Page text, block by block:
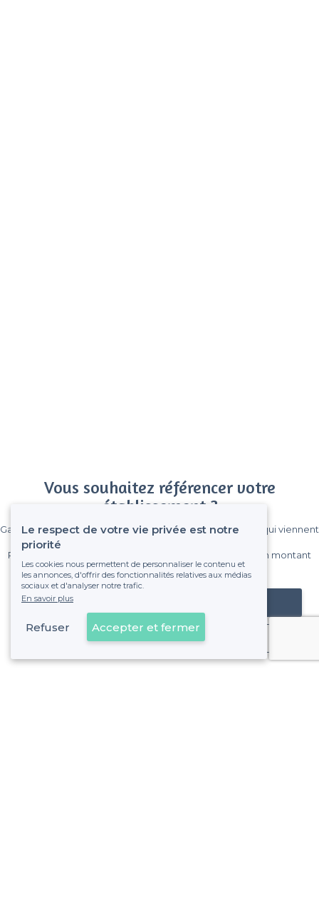
Vous souhaitez référencer votre
établissement ?
Gagnez de nombreux clients parmi le million de visiteurs qui viennent
Pas de commissions et sans engagement, vous payez un montant
fixe sans risque de voir déraper la facture.
Référencer mon établissement
Déjà client
Le respect de votre vie privée est notre
priorité
Les cookies nous permettent de personnaliser le contenu et
les annonces, d'offrir des fonctionnalités relatives aux médias
sociaux et d'analyser notre trafic.
En savoir plus
Refuser Accepter et fermer